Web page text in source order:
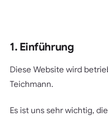
1. Einführung
Diese Website wird
Teichmann.
Es ist uns sehr wichtig,